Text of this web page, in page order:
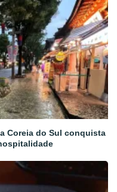
Coreia do Sul conquista